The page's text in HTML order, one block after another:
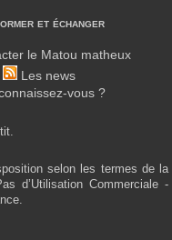
et échanger
le Matou matheux
Les news
connaissez-vous ?
selon les termes de la
d’Utilisation Commerciale -